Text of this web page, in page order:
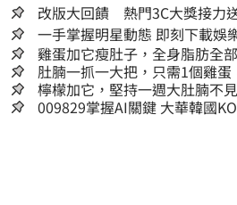
改版大回饋 熱門3C大獎接力
一手掌握明星動態 即
雞蛋加它瘦肚子，全身脂肪全
肚腩一抓一大把，只需1個雞
檸檬加它，堅持一週大肚腩不
009829掌握AI關鍵 大華韓國